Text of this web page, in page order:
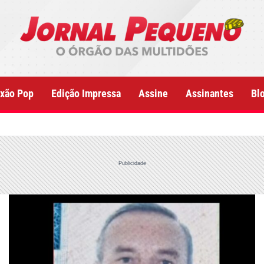
Pop Edição Impressa Assine Assinantes
Publicidade